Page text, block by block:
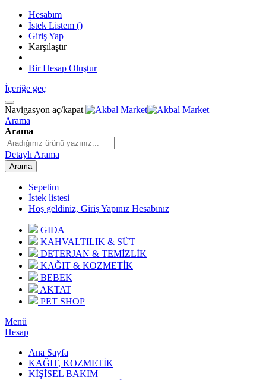
Hesabım
İstek Listem ()
Giriş Yap
Karşılaştır
Bir Hesap Oluştur
İçeriğe geç
Navigasyon aç/kapat
Arama
Arama
Detaylı Arama
Arama
Sepetim
İstek listesi
Hoş geldiniz, Giriş Yapınız Hesabınız
GIDA
KAHVALTILIK & SÜT
DETERJAN & TEMİZLİK
KAĞIT & KOZMETİK
BEBEK
AKTAT
PET SHOP
Menü
Hesap
Ana Sayfa
KAĞIT, KOZMETİK
KİŞİSEL BAKIM